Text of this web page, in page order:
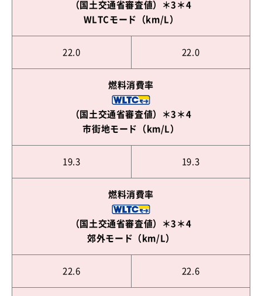
（国土交通省審査値）＊3＊4
WLTCモード（km/L）
22.0 22.0
燃料消費率
（国土交通省審査値）＊3＊4
市街地モード（km/L）
19.3 19.3
燃料消費率
（国土交通省審査値）＊3＊4
郊外モード（km/L）
22.6 22.6